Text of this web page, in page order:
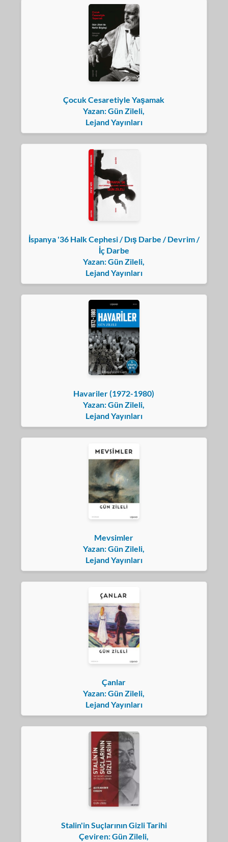
Çocuk Cesaretiyle Yaşamak
Yazan: Gün Zileli,
Lejand Yayınları
İspanya '36 Halk Cephesi / Dış Darbe / Devrim /
İç Darbe
Yazan: Gün Zileli,
Lejand Yayınları
Havariler (1972-1980)
Yazan: Gün Zileli,
Lejand Yayınları
Mevsimler
Yazan: Gün Zileli,
Lejand Yayınları
Çanlar
Yazan: Gün Zileli,
Lejand Yayınları
Stalin'in Suçlarının Gizli Tarihi
Çeviren: Gün Zileli,